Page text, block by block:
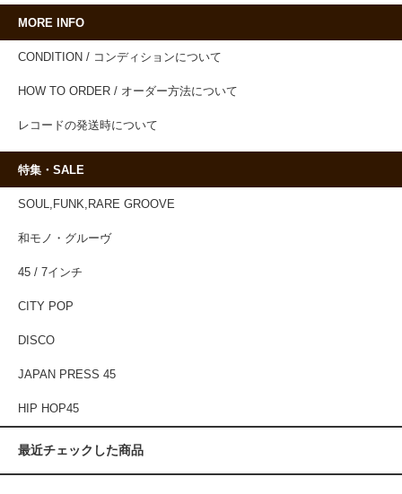
MORE INFO
CONDITION / コンディションについて
HOW TO ORDER / オーダー方法について
レコードの発送時について
特集・SALE
SOUL,FUNK,RARE GROOVE
和モノ・グルーヴ
45 / 7インチ
CITY POP
DISCO
JAPAN PRESS 45
HIP HOP45
最近チェックした商品